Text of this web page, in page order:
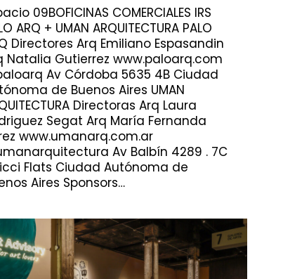
09BOFICINAS COMERCIALES IRS
ARQ + UMAN ARQUITECTURA PALO
Directores Arq Emiliano Espasandin
Natalia Gutierrez www.paloarq.com
Av Córdoba 5635 4B Ciudad
de Buenos Aires UMAN
Directoras Arq Laura
Segat Arq María Fernanda
www.umanarq.com.ar
Av Balbín 4289 . 7C
Flats Ciudad Autónoma de
Aires Sponsors…